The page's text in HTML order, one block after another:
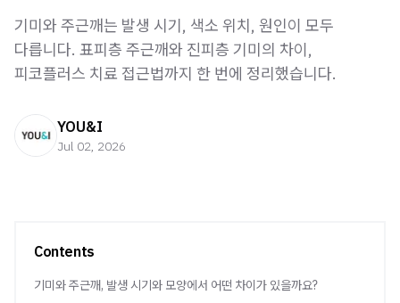
기미와 주근깨는 발생 시기, 색소 위치, 원인이 모두
다릅니다. 표피층 주근깨와 진피층 기미의 차이,
피코플러스 치료 접근법까지 한 번에 정리했습니다.
YOU&I
Jul 02, 2026
Contents
기미와 주근깨, 발생 시기와 모양에서 어떤 차이가 있을까요?